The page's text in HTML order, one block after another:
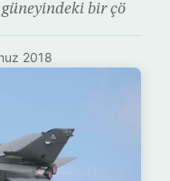
bir çö
2018